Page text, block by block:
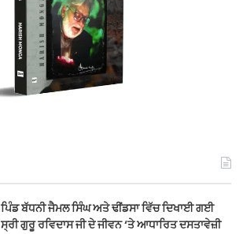
ਪਿੰਡ ਬੱਧਨੀ ਜੈਮਲ ਸਿੰਘ ਅਤੇ ਢੀਂਡਸਾ ਵਿੱਚ ਦਿਖਾਈ ਗਈ
ਸ੍ਰੀ ਗੁਰੂ ਰਵਿਦਾਸ ਜੀ ਦੇ ਜੀਵਨ ‘ਤੇ ਆਧਾਰਿਤ ਦਸਤਾਵੇਜ਼ੀ